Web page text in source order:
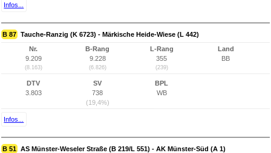
Infos...
B 87 Tauche-Ranzig (K 6723) - Märkische Heide-Wiese (L 442)
Nr.
9.209
(8.163)
B-Rang
9.228
(6.826)
L-Rang
355
(239)
Land
BB
DTV
3.803
SV
738
(19,4%)
BPL
WB
Infos...
B 51 AS Münster-Weseler Straße (B 219/L 551) - AK Münster-Süd (A 1)